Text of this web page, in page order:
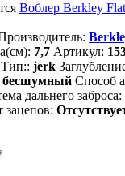
Воблер Berkley
7,7 Артикул:
Тип:: jerk
бесшумный Способ
дальнего заброса:
зацепов: